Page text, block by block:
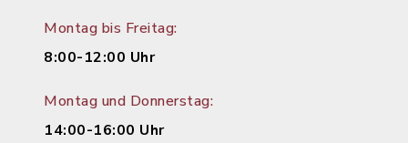
Montag bis Freitag:
8:00-12:00 Uhr
Montag und Donnerstag:
14:00-16:00 Uhr